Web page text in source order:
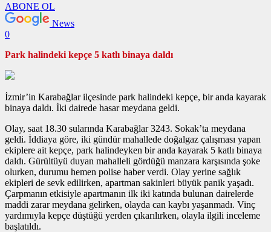
ABONE OL
News
0
Park halindeki kepçe 5 katlı binaya daldı
İzmir’in Karabağlar ilçesinde park halindeki kepçe, bir anda kayarak
binaya daldı. İki dairede hasar meydana geldi.
Olay, saat 18.30 sularında Karabağlar 3243. Sokak’ta meydana
geldi. İddiaya göre, iki gündür mahallede doğalgaz çalışması yapan
ekiplere ait kepçe, park halindeyken bir anda kayarak 5 katlı binaya
daldı. Gürültüyü duyan mahalleli gördüğü manzara karşısında şoke
olurken, durumu hemen polise haber verdi. Olay yerine sağlık
ekipleri de sevk edilirken, apartman sakinleri büyük panik yaşadı.
Çarpmanın etkisiyle apartmanın ilk iki katında bulunan dairelerde
maddi zarar meydana gelirken, olayda can kaybı yaşanmadı. Vinç
yardımıyla kepçe düştüğü yerden çıkarılırken, olayla ilgili inceleme
başlatıldı.